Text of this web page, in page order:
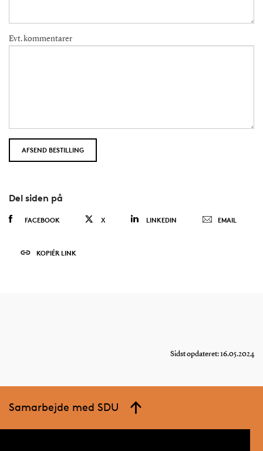
Evt. kommentarer
Del siden på
FACEBOOK X LINKEDIN EMAIL
KOPIÉR LINK
Sidst opdateret: 16.05.2024
Samarbejde med SDU